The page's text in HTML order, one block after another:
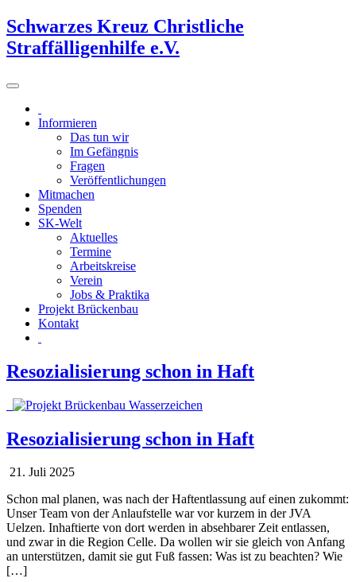
Schwarzes Kreuz Christliche
Straffälligenhilfe e.V.
Informieren
Das tun wir
Im Gefängnis
Fragen
Veröffentlichungen
Mitmachen
Spenden
SK-Welt
Aktuelles
Termine
Arbeitskreise
Verein
Jobs & Praktika
Projekt Brückenbau
Kontakt
Resozialisierung schon in Haft
Resozialisierung schon in Haft
21. Juli 2025
Schon mal planen, was nach der Haftentlassung auf einen zukommt:
Unser Team von der Anlaufstelle war vor kurzem in der JVA
Uelzen. Inhaftierte von dort werden in absehbarer Zeit entlassen,
und zwar in die Region Celle. Da wollen wir sie gleich von Anfang
an unterstützen, damit sie gut Fuß fassen: Was ist zu beachten? Wie
[…]